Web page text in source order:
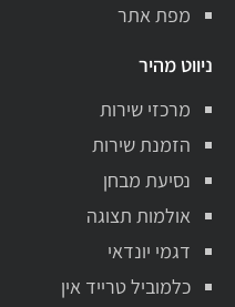
מפת אתר
ניווט מהיר
מרכזי שירות
הזמנת שירות
נסיעת מבחן
אולמות תצוגה
דגמי יונדאי
כלמוביל טרייד אין